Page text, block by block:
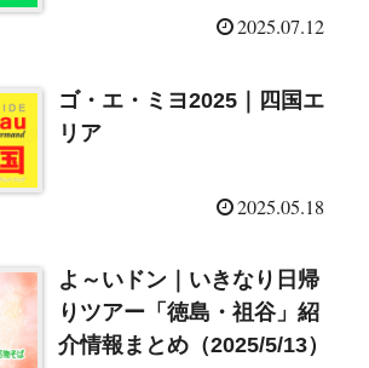
2025.07.12
ゴ・エ・ミヨ2025｜四国エ
リア
2025.05.18
よ～いドン｜いきなり日帰
りツアー「徳島・祖谷」紹
介情報まとめ（2025/5/13）